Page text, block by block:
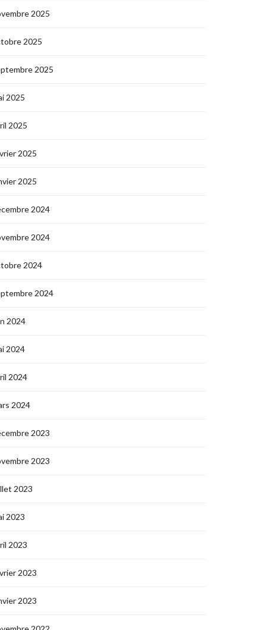
2025
2025
2025
2025
2025
2025
2025
2024
2024
2024
2024
2024
2024
2024
2024
2023
2023
2023
2023
2023
2023
2023